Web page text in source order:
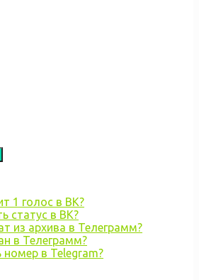
1 голос в ВК?
статус в ВК?
из архива в Телеграмм?
в Телеграмм?
номер в Telegram?